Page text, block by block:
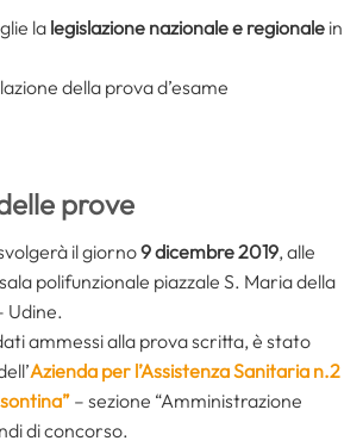
la legislazione nazionale e regionale in
della prova d’esame
prove
il giorno9 dicembre 2019, alle
polifunzionale piazzale S. Maria della
Udine.
ammessi alla prova scritta, è stato
Azienda per l’Assistenza Sanitaria n.2
– sezione “Amministrazione
di concorso.